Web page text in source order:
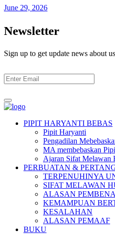
June 29, 2026
Newsletter
Sign up to get update news about us
PIPIT HARYANTI BEBAS
Pipit Haryanti
Pengadilan
MA membebaskan
Ajaran Sifat Melawan
PERBUATAN &
TERPENUHINYA
SIFAT MELAWAN
ALASAN
KEMAMPUAN
KESALAHAN
ALASAN PEMAAF
BUKU